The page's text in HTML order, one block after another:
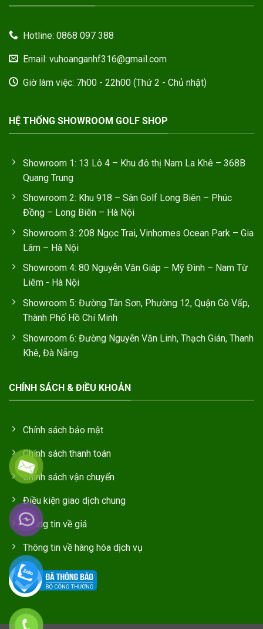
Hotline: 0868 097 388
Email: vuhoanganhf316@gmail.com
Giờ làm việc: 7h00 - 22h00 (Thứ 2 - Chủ nhật)
HỆ THỐNG SHOWROOM GOLF SHOP
Showroom 1: 13 Lô 4 – Khu đô thị Nam La Khê – 368B
Quang Trung
Showroom 2: Khu 918 – Sân Golf Long Biên – Phúc
Đồng – Long Biên – Hà Nội
Showroom 3: 208 Ngọc Trai, Vinhomes Ocean Park – Gia
Lâm – Hà Nội
Showroom 4: 80 Nguyễn Văn Giáp – Mỹ Đình – Nam Từ
Liêm - Hà Nội
Showroom 5: Đường Tân Sơn, Phường 12, Quận Gò Vấp,
Thành Phố Hồ Chí Minh
Showroom 6: Đường Nguyễn Văn Linh, Thạch Gián, Thanh
Khê, Đà Nẵng
CHÍNH SÁCH & ĐIỀU KHOẢN
Chính sách bảo mật
Chính sách thanh toán
Chính sách vận chuyển
Điều kiện giao dịch chung
Thông tin về giá
Thông tin về hàng hóa dịch vụ